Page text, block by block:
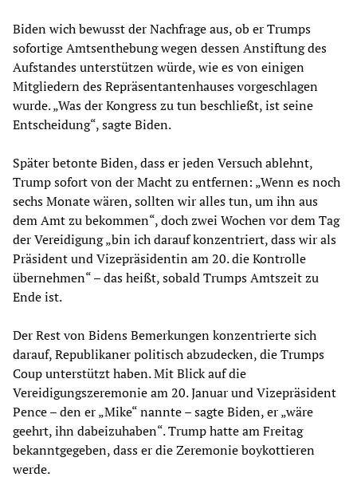
Biden wich bewusst der Nachfrage aus, ob er Trumps
sofortige Amtsenthebung wegen dessen Anstiftung des
Aufstandes unterstützen würde, wie es von einigen
Mitgliedern des Repräsentantenhauses vorgeschlagen
wurde. „Was der Kongress zu tun beschließt, ist seine
Entscheidung“, sagte Biden.
Später betonte Biden, dass er jeden Versuch ablehnt,
Trump sofort von der Macht zu entfernen: „Wenn es noch
sechs Monate wären, sollten wir alles tun, um ihn aus
dem Amt zu bekommen“, doch zwei Wochen vor dem Tag
der Vereidigung „bin ich darauf konzentriert, dass wir als
Präsident und Vizepräsidentin am 20. die Kontrolle
übernehmen“ – das heißt, sobald Trumps Amtszeit zu
Ende ist.
Der Rest von Bidens Bemerkungen konzentrierte sich
darauf, Republikaner politisch abzudecken, die Trumps
Coup unterstützt haben. Mit Blick auf die
Vereidigungszeremonie am 20. Januar und Vizepräsident
Pence – den er „Mike“ nannte – sagte Biden, er „wäre
geehrt, ihn dabeizuhaben“. Trump hatte am Freitag
bekanntgegeben, dass er die Zeremonie boykottieren
werde.